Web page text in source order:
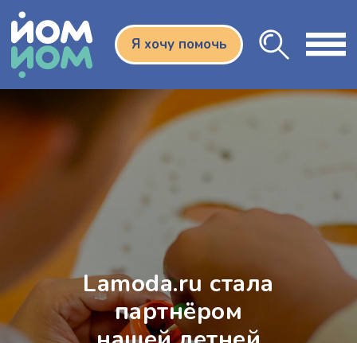
Я хочу помочь
Lamoda.ru стала
партнёром